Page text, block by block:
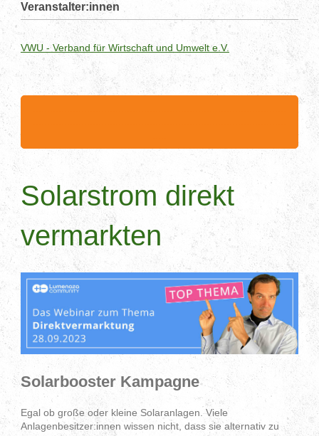
Veranstalter:innen
VWU - Verband für Wirtschaft und Umwelt e.V.
Solarstrom direkt
vermarkten
Solarbooster Kampagne
Egal ob große oder kleine Solaranlagen. Viele
Anlagenbesitzer:innen wissen nicht, dass sie alternativ zu